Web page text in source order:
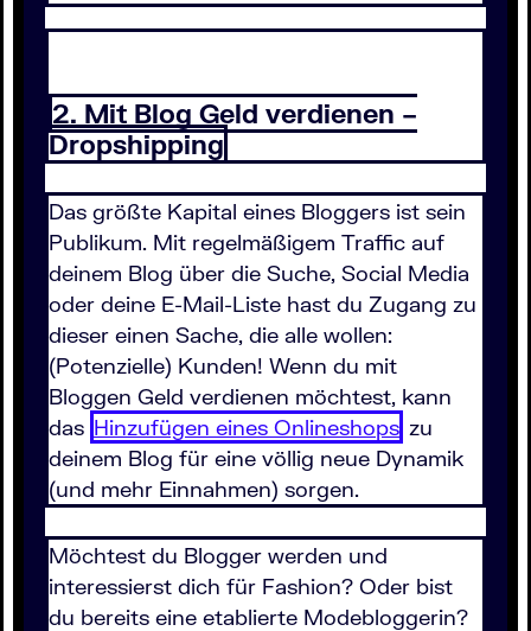
2. Mit Blog Geld verdienen –
Dropshipping
Das größte Kapital eines Bloggers ist sein
Publikum. Mit regelmäßigem Traffic auf
deinem Blog über die Suche, Social Media
oder deine E-Mail-Liste hast du Zugang zu
dieser einen Sache, die alle wollen:
(Potenzielle) Kunden! Wenn du mit
Bloggen Geld verdienen möchtest, kann
das Hinzufügen eines Onlineshops zu
deinem Blog für eine völlig neue Dynamik
(und mehr Einnahmen) sorgen.
Möchtest du Blogger werden und
interessierst dich für Fashion? Oder bist
du bereits eine etablierte Modebloggerin?